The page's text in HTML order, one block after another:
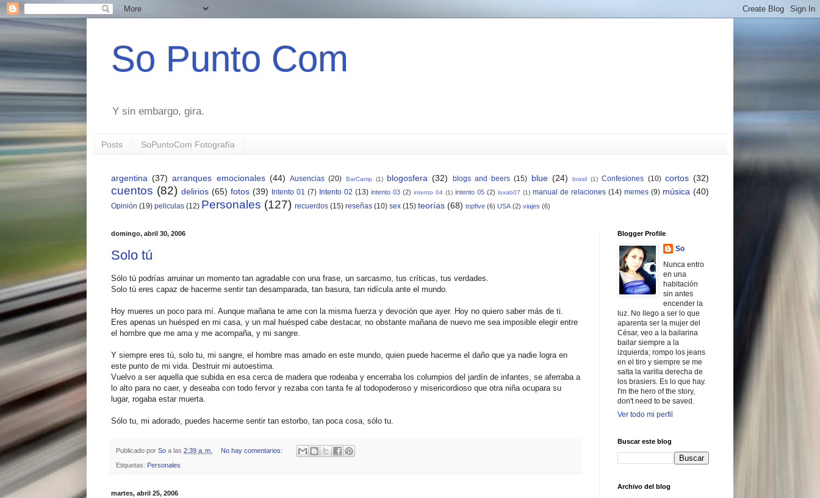
So Punto Com
Y sin embargo, gira.
Posts SoPuntoCom Fotografía
argentina (37) arranques emocionales (44) Ausencias (20) BarCamp (1) blogosfera (32) blogs and beers (15) blue (24) brasil (1) Confesiones (10) cortos (32)
cuentos (82) delirios (65) fotos (39) Intento 01 (7) Intento 02 (13) intento 03 (2) intento 04 (1) intento 05 (2) loxab07 (1) manual de relaciones (14) memes (9) música (40)
Opinión (19) peliculas (12) Personales (127) recuerdos (15) reseñas (10) sex (15) teorías (68) topfive (6) USA (2) viajes (6)
domingo, abril 30, 2006
Solo tú
Sólo tú podrías arruinar un momento tan agradable con una frase, un sarcasmo, tus críticas, tus verdades.
Solo tú eres capaz de hacerme sentir tan desamparada, tan basura, tan ridícula ante el mundo.
Hoy mueres un poco para mí. Aunque mañana te ame con la misma fuerza y devoción que ayer. Hoy no quiero saber más de ti.
Eres apenas un huésped en mi casa, y un mal huésped cabe destacar, no obstante mañana de nuevo me sea imposible elegir entre
el hombre que me ama y me acompaña, y mi sangre.
Y siempre eres tú, solo tu, mi sangre, el hombre mas amado en este mundo, quien puede hacerme el daño que ya nadie logra en
este punto de mi vida. Destruir mi autoestima.
Vuelvo a ser aquella que subida en esa cerca de madera que rodeaba y encerraba los columpios del jardín de infantes, se aferraba a
lo alto para no caer, y deseaba con todo fervor y rezaba con tanta fe al todopoderoso y misericordioso que otra niña ocupara su
lugar, rogaba estar muerta.
Sólo tu, mi adorado, puedes hacerme sentir tan estorbo, tan poca cosa, sólo tu.
Publicado por So a las 2:39 a. m. No hay comentarios:
Etiquetas: Personales
martes, abril 25, 2006
Blogger Profile
So
Nunca entro
en una
habitación
sin antes
encender la
luz. No llego a ser lo que
aparenta ser la mujer del
César, veo a la bailarina
bailar siempre a la
izquierda; rompo los jeans
en el tiro y siempre se me
salta la varilla derecha de
los brasiers. Es lo que hay.
I'm the hero of the story,
don't need to be saved.
Ver todo mi perfil
Buscar este blog
Archivo del blog